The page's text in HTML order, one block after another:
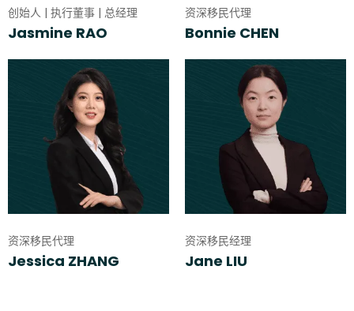
创始人 | 执行董事 | 总经理
Jasmine RAO
资深移民代理
Bonnie CHEN
资深移民代理
Jessica ZHANG
资深移民经理
Jane LIU